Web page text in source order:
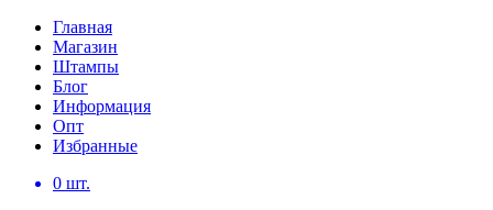
Главная
Магазин
Штампы
Блог
Информация
Опт
Избранные
0 шт.